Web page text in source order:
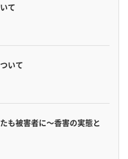
て
いて
も被害者に〜香害の実態と